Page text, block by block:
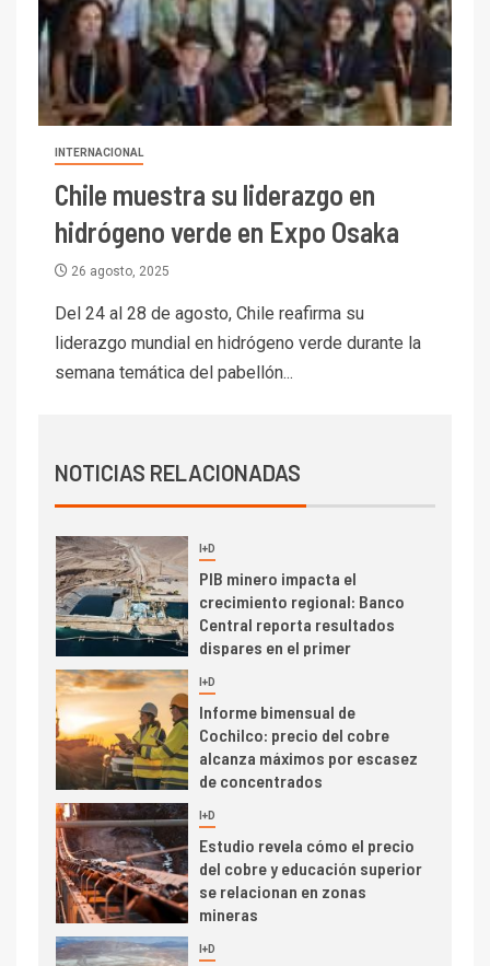
INTERNACIONAL
Chile muestra su liderazgo en
hidrógeno verde en Expo Osaka
26 agosto, 2025
Del 24 al 28 de agosto, Chile reafirma su
liderazgo mundial en hidrógeno verde durante la
semana temática del pabellón...
NOTICIAS RELACIONADAS
6 I+D
BHP proyecta producción de
cobre cercana a 2 millones de
toneladas tras récord en
Escondida
7
Codelco reporta Ebitda de US$
6.670 millones y mejora sus
indicadores financieros
Codelco Ventanas prueba
camión 100% eléctrico para
transportar cátodos al Puerto
de San Antonio
Producción minera en mayo de
2026 cae 10,6%
3 I+D
PIB minero impacta el
crecimiento regional: Banco
Central reporta resultados
dispares en el primer
4 I+D
Informe bimensual de
Cochilco: precio del cobre
alcanza máximos por escasez
de concentrados
5 I+D
Estudio revela cómo el precio
del cobre y educación superior
se relacionan en zonas
mineras
6 I+D